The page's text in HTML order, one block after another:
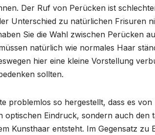
Der Ruf von Perücken ist
Unterschied zu natürlichen Frisuren
Sie die Wahl zwischen Perücken
natürlich wie normales Haar
hier eine kleine Vorstellung
sollten.
problemlos so hergestellt, dass es
optischen Eindruck, sondern auch den
Kunsthaar entsteht. Im Gegensatz